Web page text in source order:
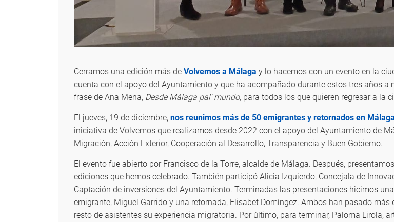
Cerramos una edición más de Volvemos a Málaga y lo hacemos con un evento en la
cuenta con el apoyo del Ayuntamiento y que ha acompañado durante estos tres años a
frase de Ana Mena, Desde Málaga pal' mundo, para todos los que quieren regresar a la
El jueves, 19 de diciembre, nos reunimos más de 50 emigrantes y retornados en
iniciativa de Volvemos que realizamos desde 2022 con el apoyo del Ayuntamiento de
Migración, Acción Exterior, Cooperación al Desarrollo, Transparencia y Buen Gobierno.
El evento fue abierto por Francisco de la Torre, alcalde de Málaga. Después,
ediciones que hemos celebrado. También participó Alicia Izquierdo, Concejala de
Captación de inversiones del Ayuntamiento. Terminadas las presentaciones hicimos
emigrante, Miguel Garrido y una retornada, Elisabet Domíngez. Ambos han pasado
resto de asistentes su experiencia migratoria. Por último, para terminar, Paloma Lirola,